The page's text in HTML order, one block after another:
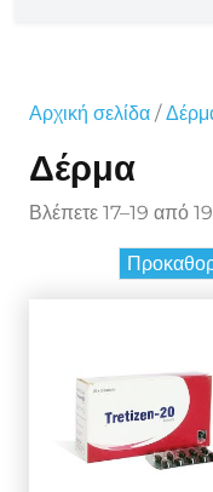
Αρχική σελίδα /
Δέρμα
Βλέπετε 17–19 από